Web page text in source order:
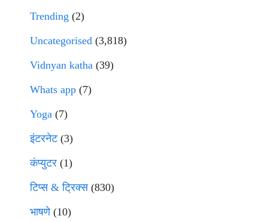
Trending (2)
Uncategorised (3,818)
Vidnyan katha (39)
Whats app (7)
Yoga (7)
इंटरनेट(3)
कंप्युटर (1)
टिप्स & ट्रिक्स(830)
भाषणे(10)